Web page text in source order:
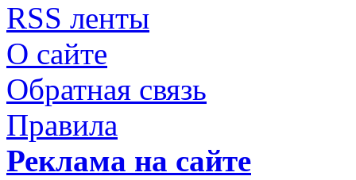
RSS ленты
О сайте
Обратная связь
Правила
Реклама на сайте